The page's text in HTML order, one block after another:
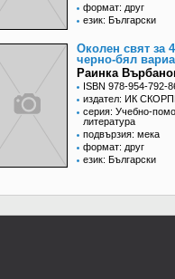
формат: друг
език: Български
Околен свят за
черно-бял
Раинка
ISBN 978-954-792-
издател: ИК
серия: Учебно-
литература
подвързия: мека
формат: друг
език: Български